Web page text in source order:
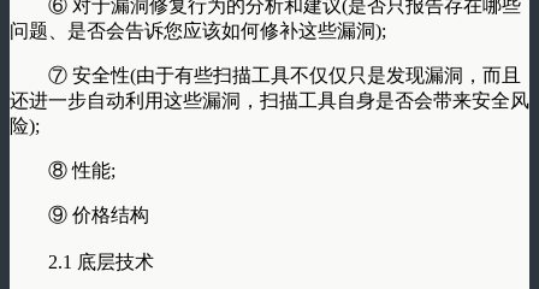
⑥ 对于漏洞修复行为的分析和建议(是否只报告存在哪些
问题、是否会告诉您应该如何修补这些漏洞);
⑦ 安全性(由于有些扫描工具不仅仅只是发现漏洞，而且
还进一步自动利用这些漏洞，扫描工具自身是否会带来安全风
险);
⑧ 性能;
⑨ 价格结构
2.1 底层技术